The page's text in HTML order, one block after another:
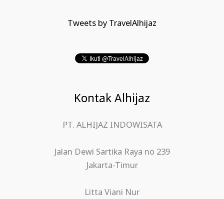
Tweets by TravelAlhijaz
Kontak Alhijaz
PT. ALHIJAZ INDOWISATA
Jalan Dewi Sartika Raya no 239
Jakarta-Timur
Litta Viani Nur